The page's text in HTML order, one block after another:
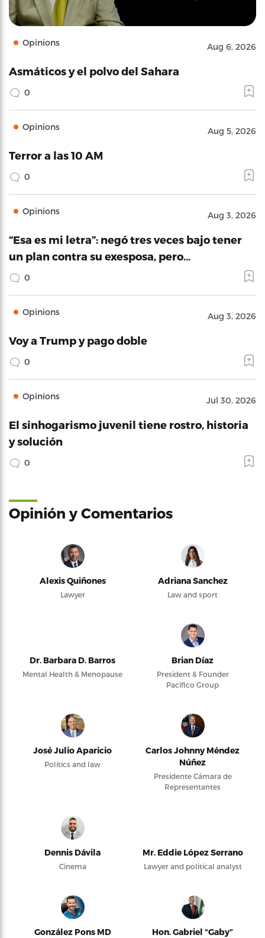
Opinions Aug 6, 2026
Asmáticos y el polvo del Sahara
0
Opinions Aug 5, 2026
Terror a las 10 AM
0
Opinions Aug 3, 2026
“Esa es mi letra”: negó tres veces bajo tener
un plan contra su exesposa, pero…
0
Opinions Aug 3, 2026
Voy a Trump y pago doble
0
Opinions Jul 30, 2026
El sinhogarismo juvenil tiene rostro, historia
y solución
0
Opinión y Comentarios
Alexis Quiñones
Lawyer
Adriana Sanchez
Law and sport
Dr. Barbara D. Barros
Mental Health & Menopause
Brian Díaz
President & Founder
Pacifico Group
José Julio Aparicio
Politics and law
Carlos Johnny Méndez
Núñez
Presidente Cámara de
Representantes
Dennis Dávila
Cinema
Mr. Eddie López Serrano
Lawyer and political analyst
González Pons MD
Hon. Gabriel “Gaby”